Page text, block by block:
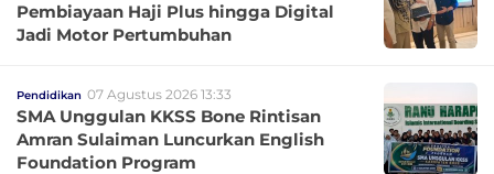
Pembiayaan Haji Plus hingga Digital
Jadi Motor Pertumbuhan
Pendidikan 07 Agustus 2026 13:33
SMA Unggulan KKSS Bone Rintisan
Amran Sulaiman Luncurkan English
Foundation Program